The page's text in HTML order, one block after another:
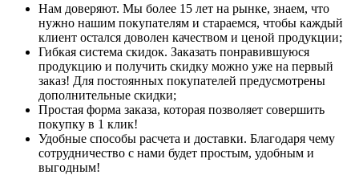
Нам доверяют. Мы более 15 лет на рынке, знаем, что
нужно нашим покупателям и стараемся, чтобы каждый
клиент остался доволен качеством и ценой продукции;
Гибкая система скидок. Заказать понравившуюся
продукцию и получить скидку можно уже на первый
заказ! Для постоянных покупателей предусмотрены
дополнительные скидки;
Простая форма заказа, которая позволяет совершить
покупку в 1 клик!
Удобные способы расчета и доставки. Благодаря чему
сотрудничество с нами будет простым, удобным и
выгодным!